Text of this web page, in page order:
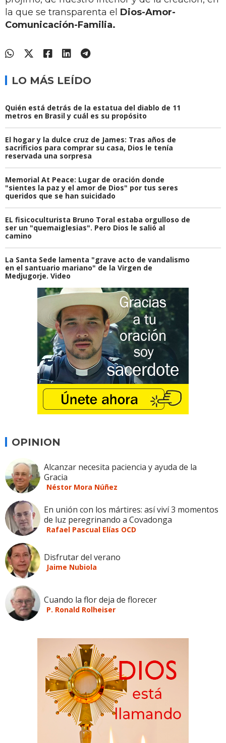
la que se transparenta el Dios-Amor-
Comunicación-Familia.
LO MÁS LEÍDO
Quién está detrás de la estatua del diablo de 11
metros en Brasil y cuál es su propósito
El hogar y la dulce cruz de James: Tras años de
sacrificios para comprar su casa, Dios le tenía
reservada una sorpresa
Memorial At Peace: Lugar de oración donde
"sientes la paz y el amor de Dios" por tus seres
queridos que se han suicidado
EL fisicoculturista Bruno Toral estaba orgulloso de
ser un "quemaiglesias". Pero Dios le salió al
camino
La Santa Sede lamenta "grave acto de vandalismo
en el santuario mariano" de la Virgen de
Medjugorje. Video
OPINION
Alcanzar necesita paciencia y ayuda de la
Gracia
Néstor Mora Núñez
En unión con los mártires: así viví 3 momentos
de luz peregrinando a Covadonga
Rafael Pascual Elías OCD
Disfrutar del verano
Jaime Nubiola
Cuando la flor deja de florecer
P. Ronald Rolheiser